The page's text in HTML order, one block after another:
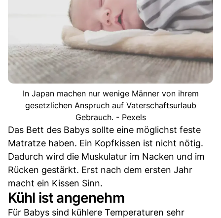
In Japan machen nur wenige Männer von ihrem
gesetzlichen Anspruch auf Vaterschaftsurlaub
Gebrauch. - Pexels
Das Bett des Babys sollte eine möglichst feste
Matratze haben. Ein Kopfkissen ist nicht nötig.
Dadurch wird die Muskulatur im Nacken und im
Rücken gestärkt. Erst nach dem ersten Jahr
macht ein Kissen Sinn.
Kühl ist angenehm
Für Babys sind kühlere Temperaturen sehr